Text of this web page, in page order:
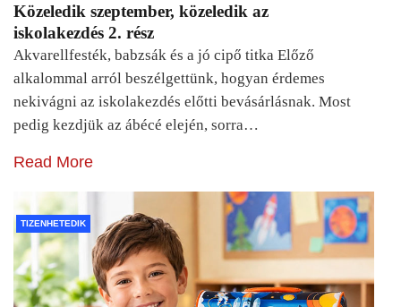
Közeledik szeptember, közeledik az
iskolakezdés 2. rész
Akvarellfesték, babzsák és a jó cipő titka Előző
alkalommal arról beszélgettünk, hogyan érdemes
nekivágni az iskolakezdés előtti bevásárlásnak. Most
pedig kezdjük az ábécé elején, sorra…
Read More
TIZENHETEDIK